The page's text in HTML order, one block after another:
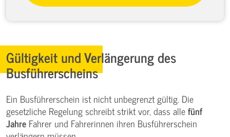
Gültigkeit und Verlängerung des
Busführerscheins
Ein Busführerschein ist nicht unbegrenzt gültig. Die
gesetzliche Regelung schreibt strikt vor, dass allefünf
Jahre Fahrer und Fahrerinnen ihren Busführerschein